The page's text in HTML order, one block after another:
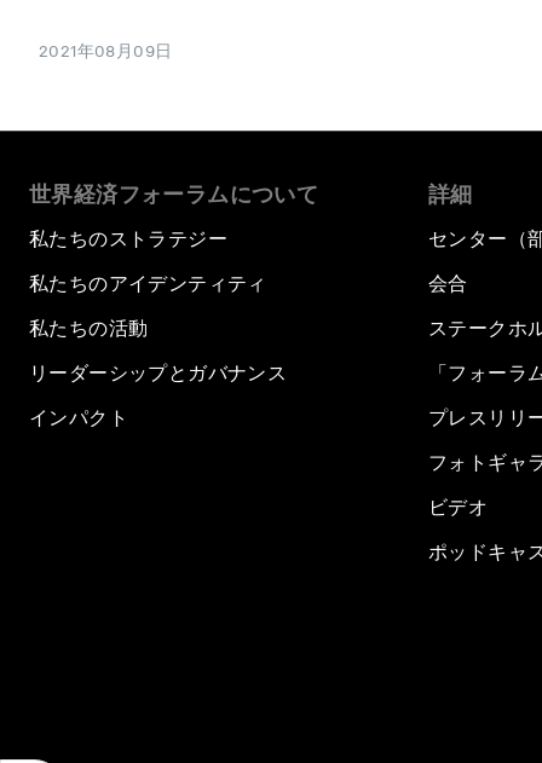
2021年08月09日
世界経済フォーラムについて
私たちのストラテジー
私たちのアイデンティティ
私たちの活動
リーダーシップとガバナンス
インパクト
詳細
センター（
会合
ステークホ
「フォーラ
プレスリリ
フォトギャ
ビデオ
ポッドキャ